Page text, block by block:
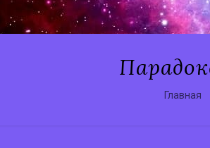
Главная